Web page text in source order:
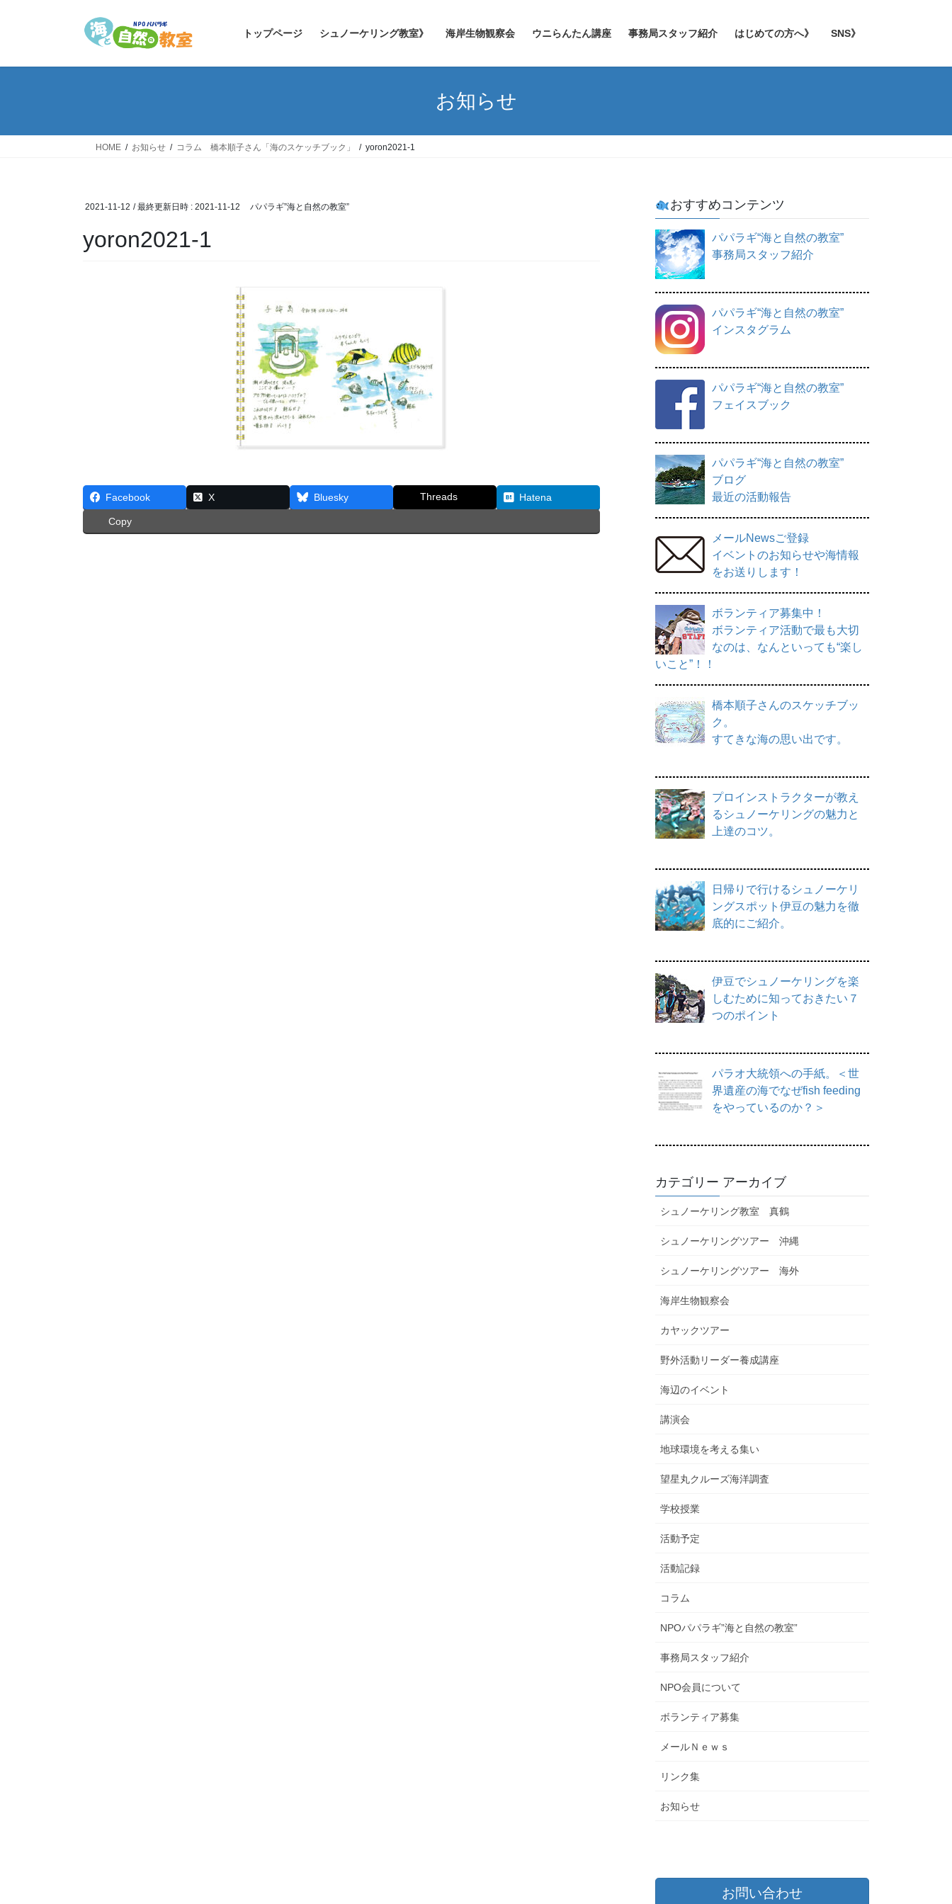
トップページ シュノーケリング教室》 海岸生物観察会 ウニらんたん講座 事務局スタッフ紹介 はじめての方へ》 SNS》
お知らせ
HOME お知らせ コラム 橋本順子さん「海のスケッチブック」 yoron2021-1
2021-11-12 / 最終更新日時 : 2021-11-12 パパラギ”海と自然の教室”
yoron2021-1
Facebook X Bluesky Threads Hatena
Copy
おすすめコンテンツ
パパラギ“海と自然の教室”
事務局スタッフ紹介
パパラギ“海と自然の教室”
インスタグラム
パパラギ“海と自然の教室”
フェイスブック
パパラギ“海と自然の教室”
ブログ
最近の活動報告
メールNewsご登録
イベントのお知らせや海情報
をお送りします！
ボランティア募集中！
ボランティア活動で最も大切
なのは、なんといっても“楽し
いこと”！！
橋本順子さんのスケッチブッ
ク。
すてきな海の思い出です。
プロインストラクターが教え
るシュノーケリングの魅力と
上達のコツ。
日帰りで行けるシュノーケリ
ングスポット伊豆の魅力を徹
底的にご紹介。
伊豆でシュノーケリングを楽
しむために知っておきたい７
つのポイント
パラオ大統領への手紙。＜世
界遺産の海でなぜfish feeding
をやっているのか？＞
カテゴリー アーカイブ
シュノーケリング教室 真鶴
シュノーケリングツアー 沖縄
シュノーケリングツアー 海外
海岸生物観察会
カヤックツアー
野外活動リーダー養成講座
海辺のイベント
講演会
地球環境を考える集い
望星丸クルーズ海洋調査
学校授業
活動予定
活動記録
コラム
NPOパパラギ”海と自然の教室”
事務局スタッフ紹介
NPO会員について
ボランティア募集
メールＮｅｗｓ
リンク集
お知らせ
お問い合わせ